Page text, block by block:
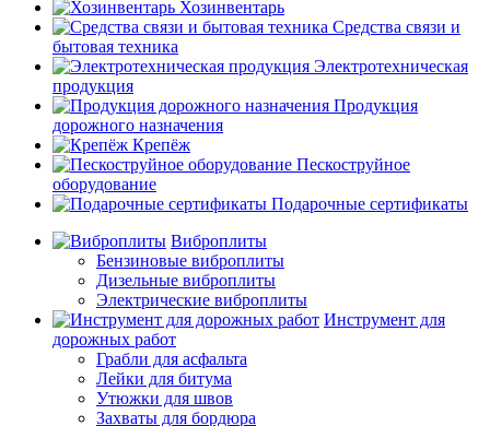
Хозинвентарь
Средства связи и
бытовая техника
Электротехническая
продукция
Продукция
дорожного назначения
Крепёж
Пескоструйное
оборудование
Подарочные сертификаты
Виброплиты
Бензиновые виброплиты
Дизельные виброплиты
Электрические виброплиты
Инструмент для
дорожных работ
Грабли для асфальта
Лейки для битума
Утюжки для швов
Захваты для бордюра